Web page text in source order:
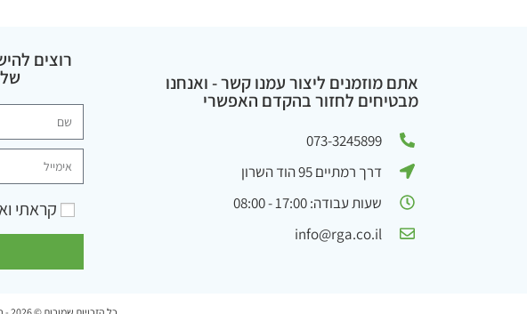
אתם מוזמנים ליצור עמנו קשר - ואנחנו
מבטיחים לחזור בהקדם האפשרי
073-3245899
דרך רמתיים 95 הוד השרון
שעות עבודה: 17:00 - 08:00
info@rga.co.il
רוצים
קראתי